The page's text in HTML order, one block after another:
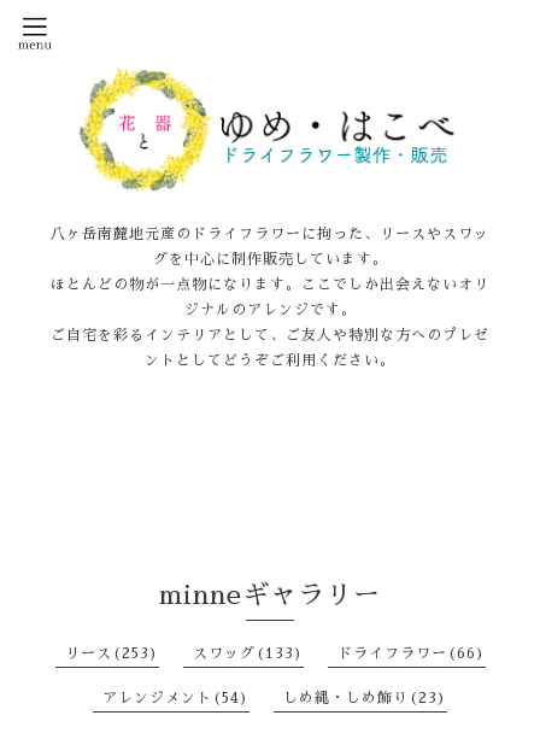
八ヶ岳南麓地元産のドライフラワーに拘った、リースやスワッ
グを中心に制作販売しています。
ほとんどの物が一点物になります。ここでしか出会えないオリ
ジナルのアレンジです。
ご自宅を彩るインテリアとして、ご友人や特別な方へのプレゼ
ントとしてどうぞご利用ください。
minneギャラリー
リース(253) スワッグ(133) ドライフラワー(66)
アレンジメント(54) しめ縄・しめ飾り(23)